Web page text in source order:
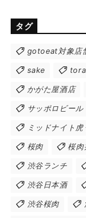
タグ
gotoeat対象店
sake
かがた屋酒店
サッポロビール
ミッドナイト虎
桜肉 桜肉
渋谷ランチ
渋谷日本酒
渋谷桜肉